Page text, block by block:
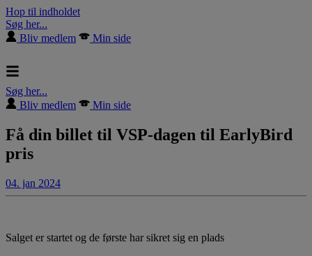
Hop til indholdet
Søg her...
Bliv medlem
Min side
Søg her...
Bliv medlem
Min side
Få din billet til VSP-dagen til EarlyBird
pris
04. jan 2024
Salget er startet og de første har sikret sig en plads